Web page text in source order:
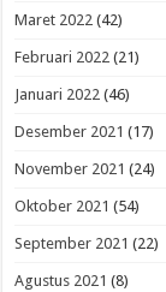
Maret 2022 (42)
Februari 2022 (21)
Januari 2022 (46)
Desember 2021 (17)
November 2021 (24)
Oktober 2021 (54)
September 2021 (22)
Agustus 2021 (8)